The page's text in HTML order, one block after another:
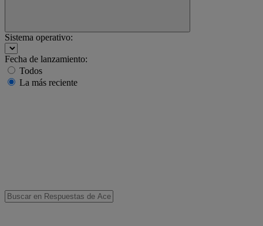
Sistema operativo:
Fecha de lanzamiento:
Todos
La más reciente